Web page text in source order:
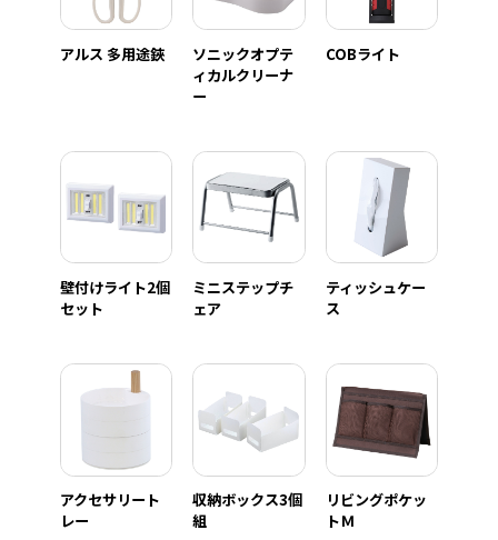
アルス 多用途鋏
ソニックオプテ
ィカルクリーナ
ー
COBライト
壁付けライト2個
セット
ミニステップチ
ェア
ティッシュケー
ス
アクセサリート
レー
収納ボックス3個
組
リビングポケッ
トＭ